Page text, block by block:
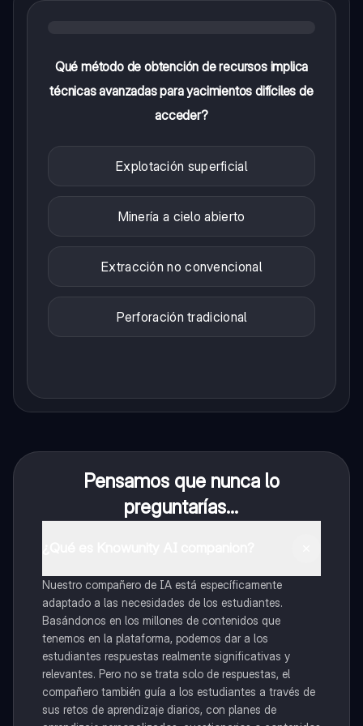
Qué método de obtención de recursos implica
técnicas avanzadas para yacimientos difíciles de
acceder?
Explotación superficial
Minería a cielo abierto
Extracción no convencional
Perforación tradicional
Pensamos que nunca lo
preguntarías...
Nuestro compañero de IA está específicamente
adaptado a las necesidades de los estudiantes.
Basándonos en los millones de contenidos que
tenemos en la plataforma, podemos dar a los
estudiantes respuestas realmente significativas y
relevantes. Pero no se trata solo de respuestas, el
compañero también guía a los estudiantes a través de
sus retos de aprendizaje diarios, con planes de